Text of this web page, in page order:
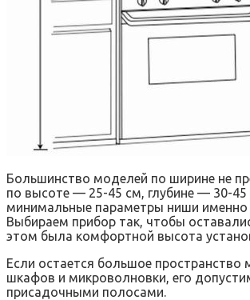
Большинство моделей по ширине не
по высоте — 25-45 см, глубине — 30-
минимальные параметры ниши именно
Выбираем прибор так, чтобы
этом была комфортной высота
Если остается большое пространство
шкафов и микроволновки, его
присадочными полосами.